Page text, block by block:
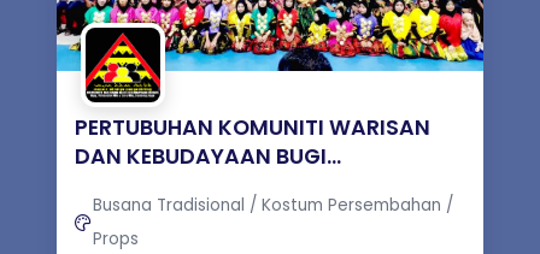
PERTUBUHAN KOMUNITI WARISAN
DAN KEBUDAYAAN BUGI...
Busana Tradisional / Kostum Persembahan /
Props